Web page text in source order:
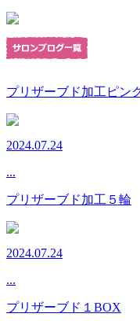
プリザーブド加工ピン
2024.07.24
...
プリザーブド加工５輪
2024.07.24
...
プリザーブド１BOX